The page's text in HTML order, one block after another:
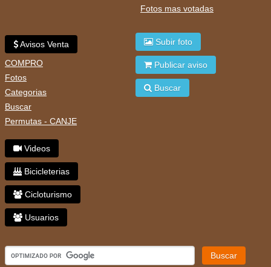
Fotos mas votadas
Avisos Venta
COMPRO
Fotos
Categorias
Buscar
Permutas - CANJE
Videos
Bicicleterias
Cicloturismo
Usuarios
Subir foto
Publicar aviso
Buscar
Buscar